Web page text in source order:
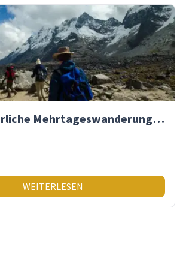
7 abenteuerliche Mehrtageswanderungen in Südamerika
WEITERLESEN